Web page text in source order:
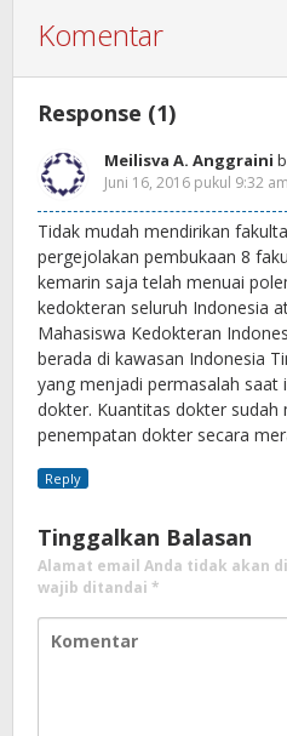
Komentar
Response (1)
Meilisva A. Anggraini
Juni 16, 2016 pukul 9:32 am
Tidak mudah mendirikan
pergejolakan pembukaan 8
kemarin saja telah menuai
kedokteran seluruh Indonesia
Mahasiswa Kedokteran
berada di kawasan Indonesia
yang menjadi permasalah
dokter. Kuantitas dokter sudah
penempatan dokter secara
Reply
Tinggalkan Balasan
Alamat email Anda tidak akan
wajib ditandai *